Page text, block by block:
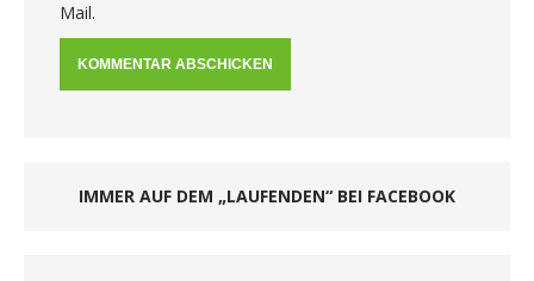
Mail.
IMMER AUF DEM „LAUFENDEN“ BEI FACEBOOK